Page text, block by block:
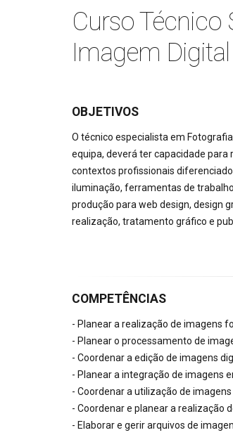
Curso Técnico
Imagem Digital
OBJETIVOS
O técnico especialista em
equipa, deverá ter capacidade
contextos profissionais
iluminação, ferramentas de
produção para web design, design
realização, tratamento gráfico e
COMPETÊNCIAS
- Planear a realização de imagens
- Planear o processamento de
- Coordenar a edição de imagens
- Planear a integração de imagens
- Coordenar a utilização de
- Coordenar e planear a realização
- Elaborar e gerir arquivos de